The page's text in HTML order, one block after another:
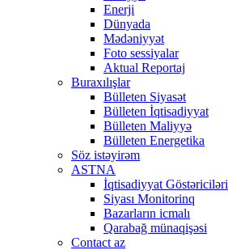
Enerji
Dünyada
Mədəniyyət
Foto sessiyalar
Aktual Reportaj
Buraxılışlar
Bülleten Siyasət
Bülleten İqtisadiyyat
Bülleten Maliyyə
Bülleten Energetika
Söz istəyirəm
ASTNA
İqtisadiyyat Göstəriciləri
Siyası Monitorinq
Bazarların icmalı
Qarabağ münaqişəsi
Contact az